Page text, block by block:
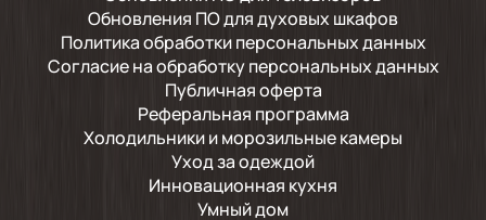
Обновления ПО для духовых шкафов
Политика обработки персональных данных
Согласие на обработку персональных данных
Публичная оферта
Реферальная программа
Холодильники и морозильные камеры
Уход за одеждой
Инновационная кухня
Умный дом